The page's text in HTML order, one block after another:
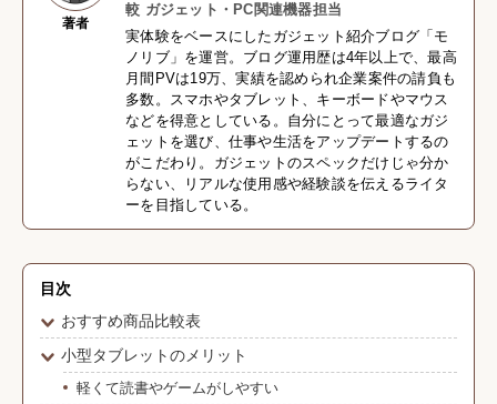
著者
較 ガジェット・PC関連機器担当
実体験をベースにしたガジェット紹介ブログ「モ
ノリブ」を運営。ブログ運用歴は4年以上で、最高
月間PVは19万、実績を認められ企業案件の請負も
多数。スマホやタブレット、キーボードやマウス
などを得意としている。自分にとって最適なガジ
ェットを選び、仕事や生活をアップデートするの
がこだわり。ガジェットのスペックだけじゃ分か
らない、リアルな使用感や経験談を伝えるライタ
ーを目指している。
目次
おすすめ商品比較表
小型タブレットのメリット
軽くて読書やゲームがしやすい